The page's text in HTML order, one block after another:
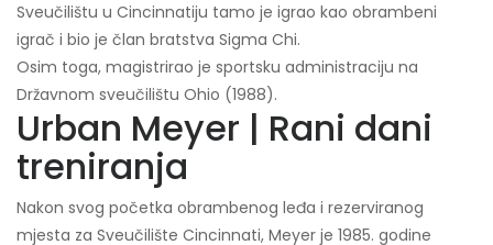
Sveučilištu u Cincinnatiju tamo je igrao kao obrambeni
igrač i bio je član bratstva Sigma Chi.
Osim toga, magistrirao je sportsku administraciju na
Državnom sveučilištu Ohio (1988).
Urban Meyer | Rani dani
treniranja
Nakon svog početka obrambenog leđa i rezerviranog
mjesta za Sveučilište Cincinnati, Meyer je 1985. godine